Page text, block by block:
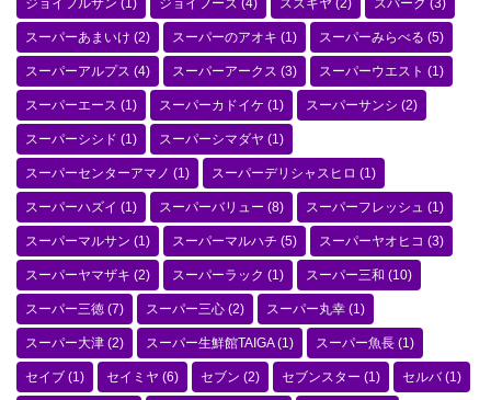
ジョイフルサン (1) ジョイフーズ (4) スズキヤ (2) スパーク (3)
スーパーあまいけ (2) スーパーのアオキ (1) スーパーみらべる (5)
スーパーアルプス (4) スーパーアークス (3) スーパーウエスト (1)
スーパーエース (1) スーパーカドイケ (1) スーパーサンシ (2)
スーパーシシド (1) スーパーシマダヤ (1)
スーパーセンターアマノ (1) スーパーデリシャスヒロ (1)
スーパーハズイ (1) スーパーバリュー (8) スーパーフレッシュ (1)
スーパーマルサン (1) スーパーマルハチ (5) スーパーヤオヒコ (3)
スーパーヤマザキ (2) スーパーラック (1) スーパー三和 (10)
スーパー三徳 (7) スーパー三心 (2) スーパー丸幸 (1)
スーパー大津 (2) スーパー生鮮館TAIGA(1) スーパー魚長 (1)
セイブ (1) セイミヤ (6) セブン (2) セブンスター (1) セルバ(1)